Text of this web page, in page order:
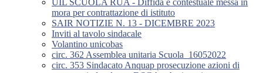
UIL SCUOLA RUA - Diffida e contestuale messa in
mora per contrattazione di istituto
SAIR NOTIZIE N. 13 - DICEMBRE 2023
Inviti al tavolo sindacale
Volantino unicobas
circ. 362 Assemblea unitaria Scuola_16052022
circ. 353 Sindacato Anquap prosecuzione azioni di